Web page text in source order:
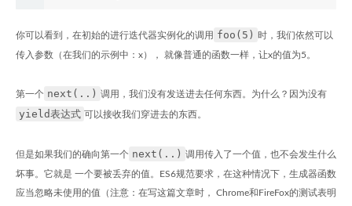
你可以看到，在初始的进行迭代器实例化的调用 foo(5) 时，我们依然可以
传入参数（在我们的示例中：x）， 就像普通的函数一样，让x的值为5。
第一个 next(..) 调用，我们没有发送进去任何东西。为什么？因为没有
yield表达式 可以接收我们穿进去的东西。
但是如果我们的确向第一个 next(..) 调用传入了一个值，也不会发生什么
坏事。它就是 一个要被丢弃的值。ES6规范要求，在这种情况下，生成器函数
应当忽略未使用的值（注意：在写这篇文章时， Chrome和FireFox的测试表明